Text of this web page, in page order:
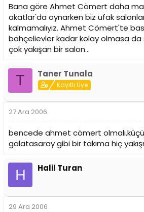
Bana göre Ahmet Cömert daha
akatlar'da oynarken biz ufak
kalmamalıyız. Ahmet Cömert'te
bahçelievler kadar kolay olmasa
çok yakışan bir salon...
T Taner Tunala
Kayıtlı Üye
27 Ara 2006
bencede ahmet cömert
galatasaray gibi bir takıma hiç
H Halil Turan
29 Ara 2006